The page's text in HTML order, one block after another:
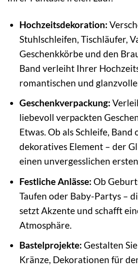
Hochzeitsdekoration:
Stuhlschleifen, Tischläufer,
Geschenkkörbe und den
Band verleiht Ihrer
romantischen und
Geschenkverpackung:
liebevoll verpackten
Etwas. Ob als Schleife, Band
dekoratives Element – der
einen unvergesslichen
Festliche Anlässe: Ob
Taufen oder Baby-Partys –
setzt Akzente und schafft
Atmosphäre.
Bastelprojekte: Gestalten
Kränze, Dekorationen für